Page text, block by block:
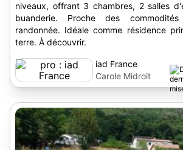
niveaux, offrant 3 chambres, 2 salles
buanderie. Proche des
randonnée. Idéale comme résidence
terre. À découvrir.
iad France
Carole Midroit